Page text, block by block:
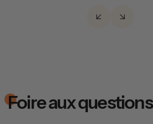
Foire aux questions